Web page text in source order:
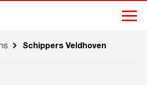
Schippers Veldhoven